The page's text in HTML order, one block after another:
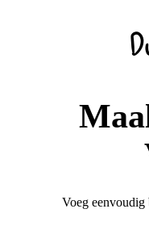
Voeg eenvoudig